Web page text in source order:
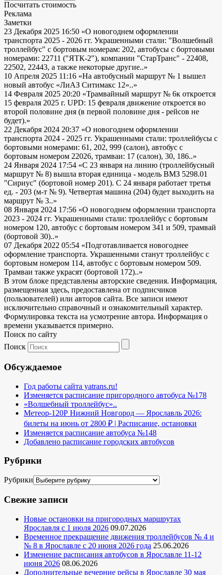
Посчитать стоимость
Реклама
Заметки
23 Декабря 2025 16:50 «О новогоднем оформлении
транспорта 2025 - 2026 гг. Украшенными стали: "Волшебный
троллейбус" с бортовым номерам: 202, автобусы с бортовыми
номерами: 22711 ("ЯТК-2"), компании "СтарТранс" - 22408,
22502, 22443, а также некоторые другие..»
10 Апреля 2025 11:16 «На автобусный маршрут № 1 вышел
новый автобус «ЛиАЗ Ситимакс 12»..»
14 Февраля 2025 20:20 «Трамвайный маршрут № 6к откроется
15 февраля 2025 г. UPD: 15 февраля движение откроется во
второй половине дня (в первой половине дня - рейсов не
будет).»
22 Декабря 2024 20:37 «О новогоднем оформлении
транспорта 2024 - 2025 гг. Украшенными стали: троллейбусы с
бортовыми номерами: 61, 202, 999 (салон), автобус с
бортовым номером 22026, трамваи: 17 (салон), 30, 186..»
24 Января 2024 17:54 «С 23 января на линию (троллейбусный
маршрут № 8) вышла вторая единица - модель ВМЗ 5298.01
"Сириус" (бортовой номер 201). С 24 января работает третья
ед. - 203 (м-т № 9). Четвертая машина (204) будет выходить на
маршрут № 3..»
08 Января 2024 17:56 «О новогоднем оформлении транспорта
2023 - 2024 гг. Украшенными стали: троллейбус с бортовым
номером 120, автобус с бортовым номером 341 и 509, трамвай
(бортовой 30)..»
07 Декабря 2022 05:54 «Подготавливается новогоднее
оформление транспорта. Украшенными станут троллейбус с
бортовым номером 114, автобус с бортовым номером 509.
Трамваи также украсят (бортовой 172)..»
В этом блоке представлены авторские сведения. Информация,
размещенная здесь, предоставлена от подписчиков
(пользователей) или авторов сайта. Все записи имеют
исключительно справочный и ознакомительный характер.
Формулировка текста на усмотрение автора. Информация о
времени указывается примерно.
Поиск по сайту
Поиск
Обсуждаемое
Год работы сайта yatrans.ru!
Изменяется расписание пригородного автобуса №178
«Волшебный троллейбус»..
Метеор-120Р Нижний Новгород — Ярославль 2026:
билеты на июнь от 2800 ₽ | Расписание, остановки
Изменяется расписание автобуса №148
Добавлено расписание городских автобусов
Рубрики
Рубрики
Свежие записи
Новые остановки на пригородных маршрутах
Ярославля с 1 июля 2026 09.07.2026
Временное прекращение движения троллейбусов № 4 и
№ 8 в Ярославле с 20 июня 2026 года 25.06.2026
Изменение расписания автобусов в Ярославле 11-12
июня 2026 08.06.2026
Дополнительные вечерние рейсы в Ярославле 30 мая